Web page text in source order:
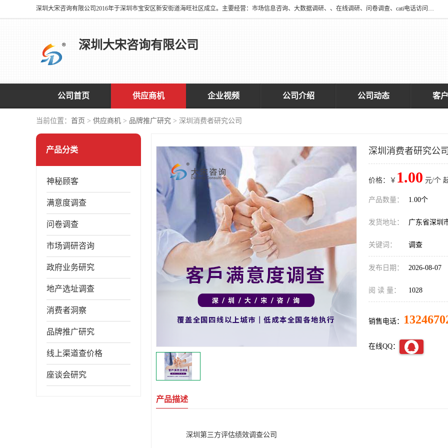
深圳大宋咨询有限公司2016年于深圳市宝安区新安街道海旺社区成立。主要经营：市场信息咨询、大数据调研、、在线调研、问卷调查、cati电话访问、神秘顾客调查、广告效果评估、消费者调查、大数据采集分析等，从事广告业务、国内贸易、数据采集、数据处理；公共文明测评。
深圳大宋咨询有限公司
公司首页 供应商机 企业视频 公司介绍 公司动态 客
当前位置： 首页 > 供应商机 > 品牌推广研究 > 深圳消费者研究公司
产品分类
神秘顾客
满意度调查
问卷调查
市场调研咨询
政府业务研究
地产选址调查
消费者洞察
品牌推广研究
线上渠道查价格
座谈会研究
深圳消费者研究公
价格：￥ 1.00 元/个
产品数量： 1.00个
发货地址： 广东省深圳
关键词： 调查
发布日期： 2026-08-07
阅 读 量： 1028
销售电话：
在线QQ：
产品描述
深圳第三方评估绩效调查公司